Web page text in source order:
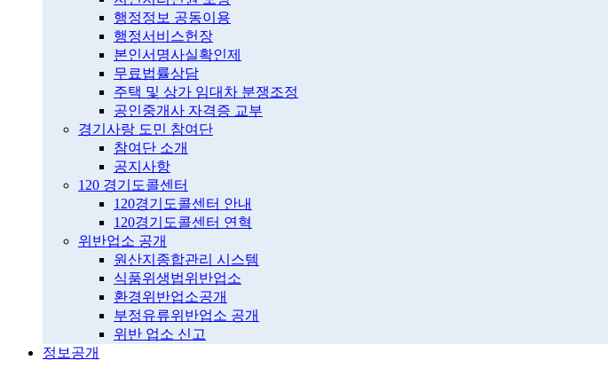
행정정보 공동이용
행정서비스헌장
본인서명사실확인제
무료법률상담
주택 및 상가 임대차 분쟁조정
공인중개사 자격증 교부
경기사랑 도민 참여단
참여단 소개
공지사항
120 경기도콜센터
120경기도콜센터 안내
120경기도콜센터 연혁
위반업소 공개
원산지종합관리 시스템
식품위생법위반업소
환경위반업소공개
부정유류위반업소 공개
위반 업소 신고
정보공개